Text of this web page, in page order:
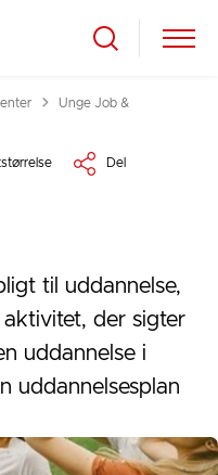
Tilbage til
Unge Job &
Del
til uddannelse,
der sigter
uddannelse i
uddannelsesplan